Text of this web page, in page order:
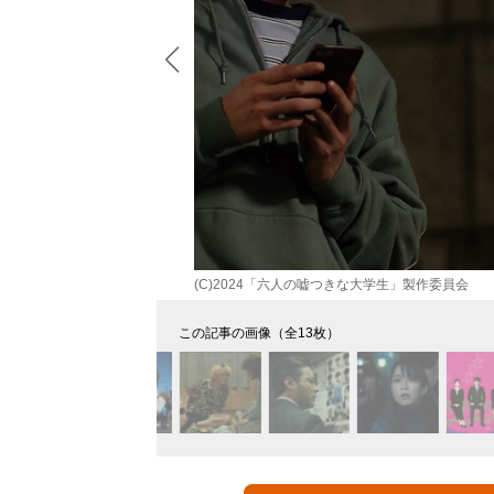
(C)2024「六人の嘘つきな大学生」製作委員会
この記事の画像（全13枚）